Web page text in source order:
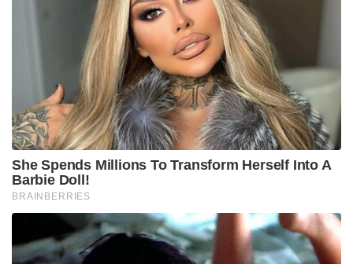
253.33 എന്ന സ്ട്രൈക്ക് റേറ്റിൽ വന്ന അഭിഷേക്
ശർമ്മയുടെ 38 റൺസ് ഇന്നിംഗ്സിൽ അഞ്ച്
ഫോറുകളും രണ്ട് സിക്സറുകളും ഉണ്ടായിരുന്നു. 13
പന്തുകളിൽ നിന്ന് 200.00 എന്ന സ്ട്രൈക്ക് റേറ്റിൽ 26
റൺസ് നേടിയ അക്ഷർ പട്ടേൽ മാത്രമാണ്
അഭിഷേകിനെ കൂടാതെ വേഗത്തിൽ കളിച്ച മറ്റൊരു
താരം.
Tags: bcci indian cricket